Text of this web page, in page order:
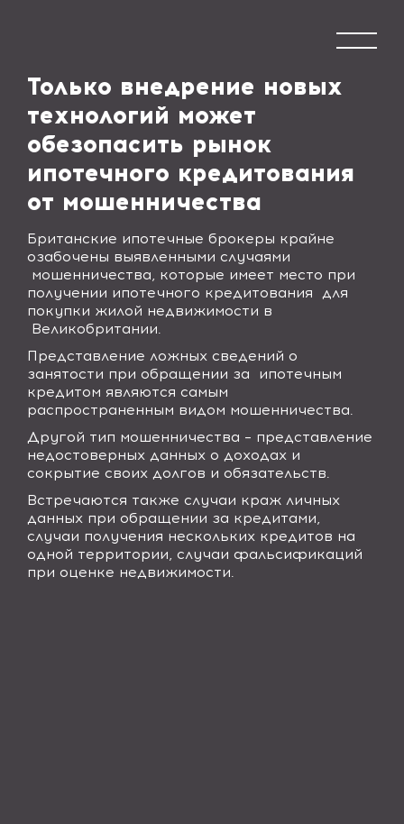
Только внедрение новых
технологий может
обезопасить рынок
ипотечного кредитования
от мошенничества
Британские ипотечные брокеры крайне
озабочены выявленными случаями
мошенничества, которые имеет место при
получении ипотечного кредитования для
покупки жилой недвижимости в
Великобритании.
Представление ложных сведений о
занятости при обращении за ипотечным
кредитом являются самым
распространенным видом мошенничества.
Другой тип мошенничества – представление
недостоверных данных о доходах и
сокрытие своих долгов и обязательств.
Встречаются также случаи краж личных
данных при обращении за кредитами,
случаи получения нескольких кредитов на
одной территории, случаи фальсификаций
при оценке недвижимости.